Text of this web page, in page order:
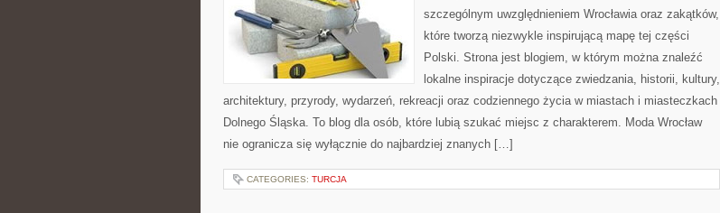
szczególnym uwzględnieniem Wrocławia oraz zakątków,
które tworzą niezwykle inspirującą mapę tej części
Polski. Strona jest blogiem, w którym można znaleźć
lokalne inspiracje dotyczące zwiedzania, historii, kultury,
architektury, przyrody, wydarzeń, rekreacji oraz codziennego życia w miastach i miasteczkach
Dolnego Śląska. To blog dla osób, które lubią szukać miejsc z charakterem. Moda Wrocław
nie ogranicza się wyłącznie do najbardziej znanych […]
CATEGORIES: TURCJA